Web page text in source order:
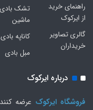
راهنمای خرید
از ایرکوک
گالری تصاویر
خریداران
تشک بادی
ماشین
کاناپه بادی
مبل بادی
درباره ایرکوک
فروشگاه ایرکوک عرضه